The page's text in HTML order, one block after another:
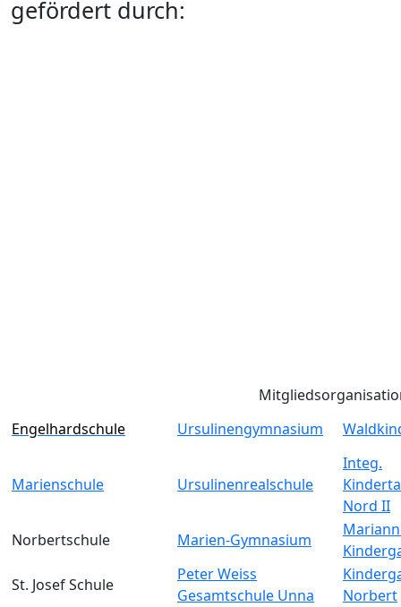
gefördert durch:
Engelhardschule
Ursulinengymnasium
Marienschule Ursulinenrealschule
Integ.
Nord II
Norbertschule
Marien-Gymnasium
St. Josef Schule
Peter Weiss
Gesamtschule Unna
Norbert